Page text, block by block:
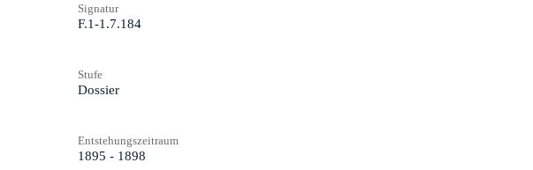
Signatur
F.1-1.7.184
Stufe
Dossier
Entstehungszeitraum
1895 - 1898